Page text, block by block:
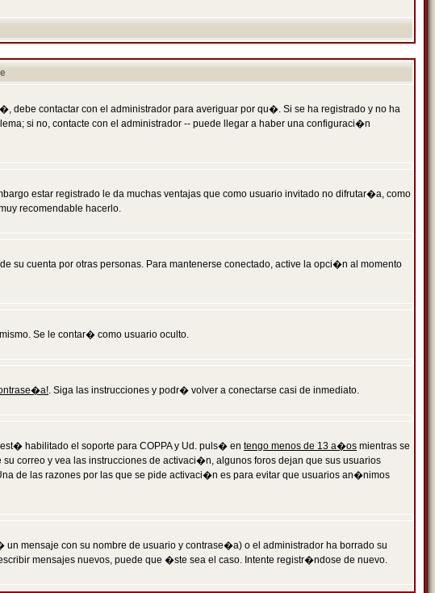
contactar con el administrador para averiguar por qu�. Si se ha registrado y no ha
si no, contacte con el administrador -- puede llegar a haber una configuraci�n
estar registrado le da muchas ventajas que como usuario invitado no difrutar�a, como
recomendable hacerlo.
su cuenta por otras personas. Para mantenerse conectado, active la opci�n al momento
Se le contar� como usuario oculto.
. Siga las instrucciones y podr� volver a conectarse casi de inmediato.
habilitado el soporte para COPPA y Ud. puls� en tengo menos de 13 a�os mientras se
correo y vea las instrucciones de activaci�n, algunos foros dejan que sus usuarios
de las razones por las que se pide activaci�n es para evitar que usuarios an�nimos
mensaje con su nombre de usuario y contrase�a) o el administrador ha borrado su
mensajes nuevos, puede que �ste sea el caso. Intente registr�ndose de nuevo.